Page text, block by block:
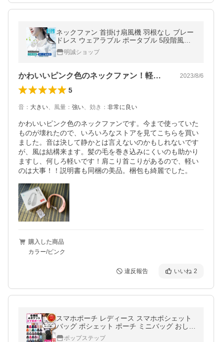
ネックファン 首掛け扇風機 羽根なし ブレー
ドレス ウェアラブル ポータブル 5段階風量
約200g 軽量 首への負担が少ない USB充電式
【PL保険加入済み製品・安心】
明誠ショップ
かわいいピンク色のネックファン！軽い！ 2023/8/6
5
音 ： 大きい、 風量 ： 強い、 効き ： 非常に良い
かわいいピンク色のネックファンです。今まで使っていた
ものが壊れたので、いろいろなストアを見てこちらを買い
ました。音は決して静かとは言えないのかもしれないです
が、風は結構来ます。髪の毛を巻き込みにくいのも助かり
ますし、何しろ軽いです！肩こり首こりがあるので、軽い
のは大事！！説明書も同梱の美品。梱包も綺麗でした。
購入した商品
カラー/ピンク
違反報告 いいね 2
スマホポーチ レディース スマホポシェット
バッグ ポシェット ポーチ ミニバッグ おしゃ
れポップステップ